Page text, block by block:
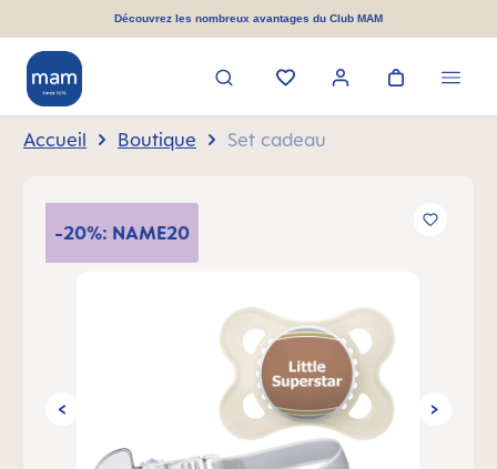
principalDécouvrez les nombreux avantages du Club MAM
Accueil Boutique Set cadeau
-20%: NAME20